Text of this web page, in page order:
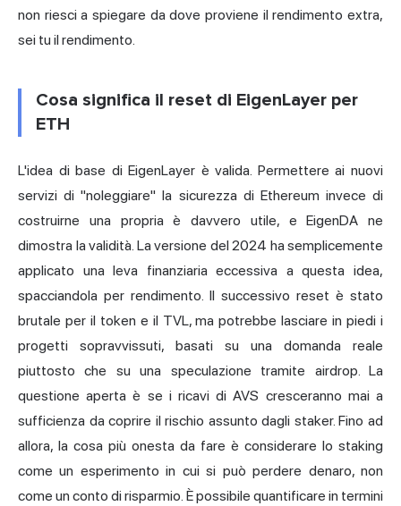
non riesci a spiegare da dove proviene il rendimento extra,
sei tu il rendimento.
Cosa significa il reset di EigenLayer per
ETH
L'idea di base di EigenLayer è valida. Permettere ai nuovi
servizi di "noleggiare" la sicurezza di Ethereum invece di
costruirne una propria è davvero utile, e EigenDA ne
dimostra la validità. La versione del 2024 ha semplicemente
applicato una leva finanziaria eccessiva a questa idea,
spacciandola per rendimento. Il successivo reset è stato
brutale per il token e il TVL, ma potrebbe lasciare in piedi i
progetti sopravvissuti, basati su una domanda reale
piuttosto che su una speculazione tramite airdrop. La
questione aperta è se i ricavi di AVS cresceranno mai a
sufficienza da coprire il rischio assunto dagli staker. Fino ad
allora, la cosa più onesta da fare è considerare lo staking
come un esperimento in cui si può perdere denaro, non
come un conto di risparmio. È possibile quantificare in termini